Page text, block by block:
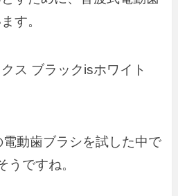
す。
ス ブラックisホワイト
動歯ブラシを試した中で
うですね。